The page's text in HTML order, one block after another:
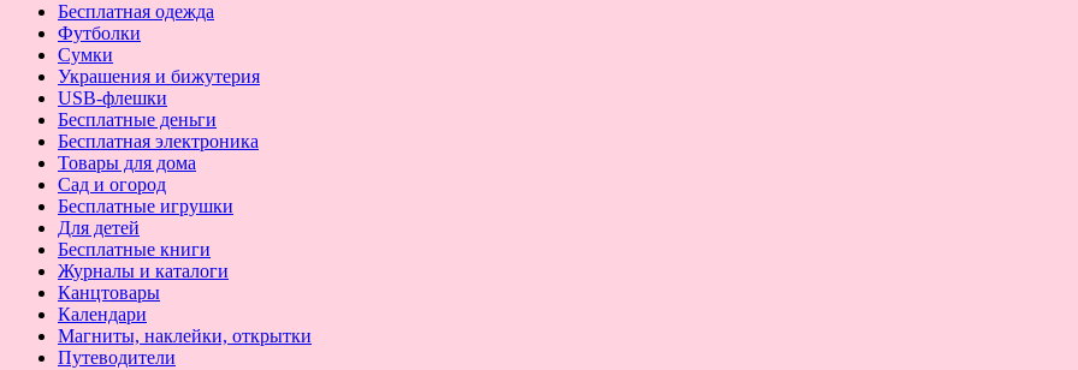
Бесплатная одежда
Футболки
Сумки
Украшения и бижутерия
USB-флешки
Бесплатные деньги
Бесплатная электроника
Товары для дома
Сад и огород
Бесплатные игрушки
Для детей
Бесплатные книги
Журналы и каталоги
Канцтовары
Календари
Магниты, наклейки, открытки
Путеводители